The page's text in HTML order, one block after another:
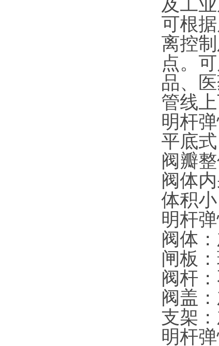
及工
可根
离控
点。
品、
管线
明杆
平底
阀瓣
阀体
体积
明杆
阀体
闸板
阀杆
阀盖
支架
明杆